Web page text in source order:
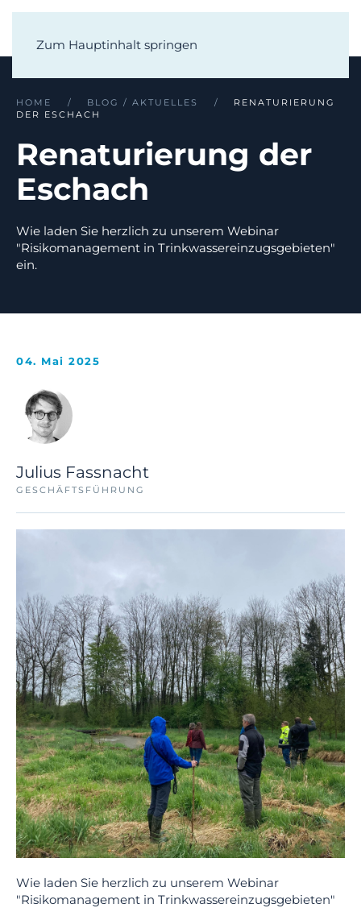
Zum Hauptinhalt springen
HOME BLOG / AKTUELLES
RENATURIERUNG
DER ESCHACH
Renaturierung der
Eschach
Wie laden Sie herzlich zu unserem Webinar
"Risikomanagement in Trinkwassereinzugsgebieten"
ein.
04. Mai 2025
Julius Fassnacht
GESCHÄFTSFÜHRUNG
Wie laden Sie herzlich zu unserem Webinar
"Risikomanagement in Trinkwassereinzugsgebieten"